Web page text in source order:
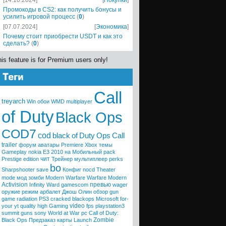
Промокоды в CS2: как получить бонусы и
усилить игровой процесс (0)
[07.07.2024]
[Экономика]
Почему стоит приобрести USDT и как это
сделать? (0)
feature is for Premium users only!
treyarch Win обои WMD multiplayer Call
of DutyBlack Ops
COD7 cod black of DutyOps Call
trailer форум аватары Premiere Xbox темы
Gameplay nokia E3 2010 на Мобильный pack
Prestige edition чит Трейнер мультиплеер perks
Sharpshooter save bo Конфиг nocd Theater
mode мод зомби Modern Warfare Warfare Modern
Activision Infinity Ward gamescom превью wager
оружие режим арбалет Джош Олин обзор gun
game radiation PS3 cracked blackops Microsoft for-
your yt quality high Gaming video fps playstation3
summit guns sony World at War pc Call of Duty:
Black Ops Предзаказ карты Launch Zombie